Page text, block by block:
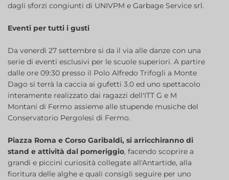
dagli sforzi congiunti di UNIVPM e Garbage Service srl.
Eventi per tutti i gusti
Da venerdì 27 settembre si da il via alle danze con una
serie di eventi esclusivi per le scuole superiori. A partire
dalle ore 09:30 presso il Polo Alfredo Trifogli a Monte
Dago si terrà la caccia ai gufetti 3.0 ed uno spettacolo
interamente realizzato dai ragazzi dell'ITT G e M
Montani di Fermo assieme alle stupende musiche del
Conservatorio Pergolesi di Fermo.
Piazza Roma e Corso Garibaldi, si arricchiranno di
stand e attività dal pomeriggio, facendo scoprire a
grandi e piccini curiosità collegate all'Antartide, alla
fioritura delle alghe e quali consigli seguire per uno